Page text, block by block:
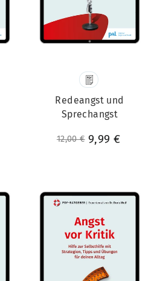
Redeangst und
Sprechangst
Normaler Preis
12,00 €
Sonderpreis
9,99 €